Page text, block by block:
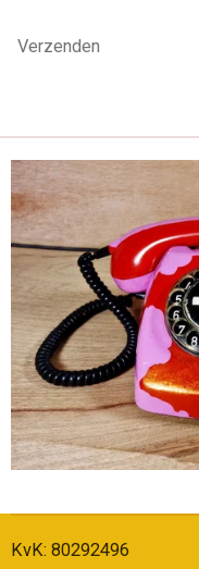
Verzenden
KvK: 80292496